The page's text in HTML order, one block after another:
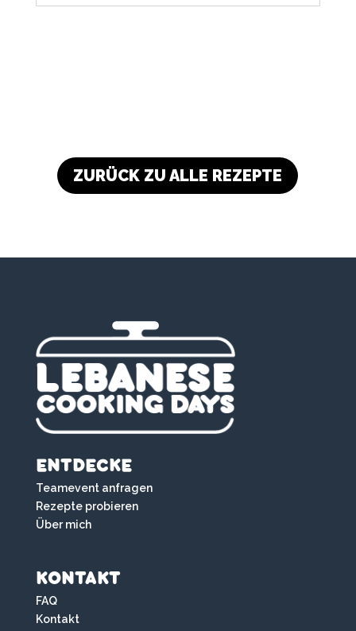
ZURÜCK ZU ALLE REZEPTE
ENTDECKE
Teamevent anfragen
Rezepte probieren
Über mich
KONTAKT
FAQ
Kontakt